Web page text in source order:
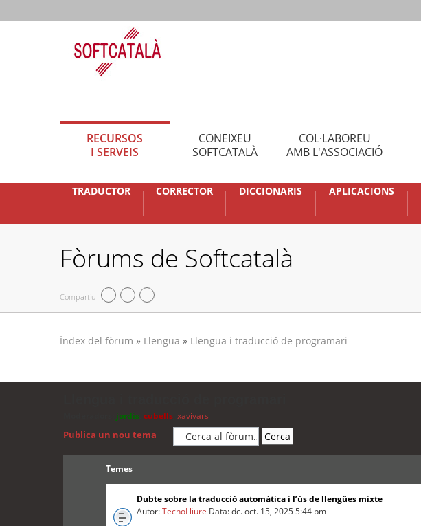
RECURSOS
I SERVEIS
CONEIXEU
SOFTCATALÀ
COL·LABOREU
AMB L'ASSOCIACIÓ
TRADUCTOR CORRECTOR DICCIONARIS APLICACIONS
Fòrums de Softcatalà
Compartiu
Índex del fòrum » Llengua » Llengua i traducció de programari
jordis cubells xavivars
Publica un nou tema
Temes
Dubte sobre la traducció automàtica i l’ús de llengües mixte
Autor:TecnoLliure Data: dc. oct. 15, 2025 5:44 pm